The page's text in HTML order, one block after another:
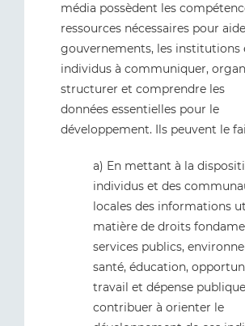
média possèdent les
ressources nécessaires pour
gouvernements, les institutions
individus à communiquer,
structurer et comprendre les
données essentielles pour le
développement. Ils peuvent le
a) En mettant à la
individus et des
locales des informations
matière de droits
services publics,
santé, éducation,
travail et dépense
contribuer à orienter le